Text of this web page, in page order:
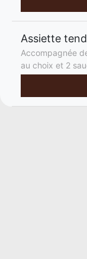
Assiette
Accompagnée
au choix et 2